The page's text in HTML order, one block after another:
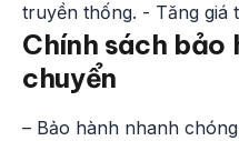
truyền thống. - Tăng giá
Chính sách bảo
chuyển
– Bảo hành nhanh